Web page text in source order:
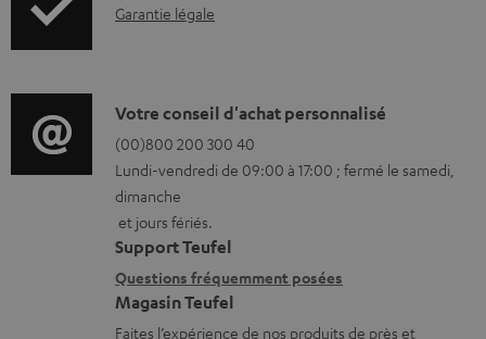
h
g
e
a
b
l
e
s
I
o
r
m
a
t
i
o
Garantie légale
D
é
t
a
i
l
s
Votre conseil d'achat personnalisé
(00)800 200 300 40
Lundi-vendredi de 09:00 à 17:00 ; fermé le samedi,
dimanche
et jours fériés.
Support Teufel
Questions fréquemment posées
Magasin Teufel
Faites l’expérience de nos produits de près et